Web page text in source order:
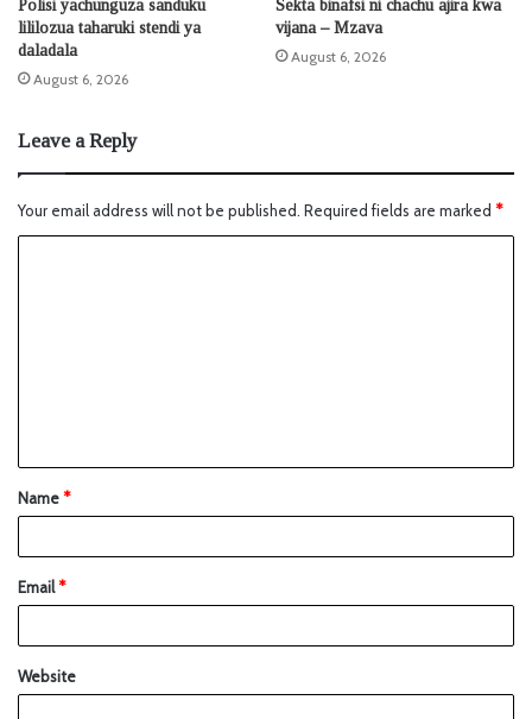
Polisi yachunguza sanduku
lililozua taharuki stendi ya
daladala
August 6, 2026
Sekta binafsi ni chachu ajira kwa
vijana – Mzava
August 6, 2026
Leave a Reply
Your email address will not be published. Required fields are marked *
Name*
Email*
Website